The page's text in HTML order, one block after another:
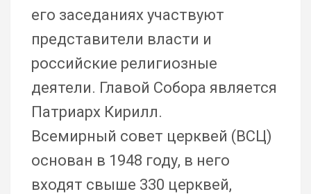
его заседаниях участвуют
представители власти и
российские религиозные
деятели. Главой Собора является
Патриарх Кирилл.
Всемирный совет церквей (ВСЦ)
основан в 1948 году, в него
входят свыше 330 церквей,